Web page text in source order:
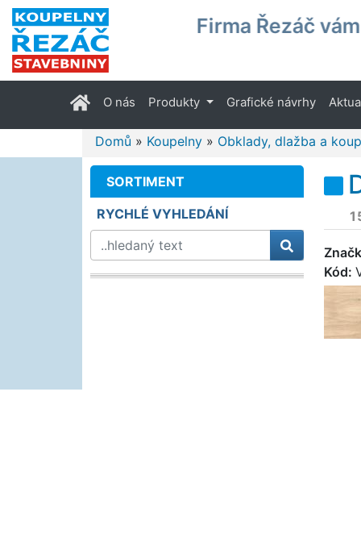
Firma Řezáč
(current)
O nás Produkty Grafické návrhy
Domů » Koupelny » Obklady, dlažba a
Kód:
SORTIMENT
RYCHLÉ VYHLEDÁNÍ